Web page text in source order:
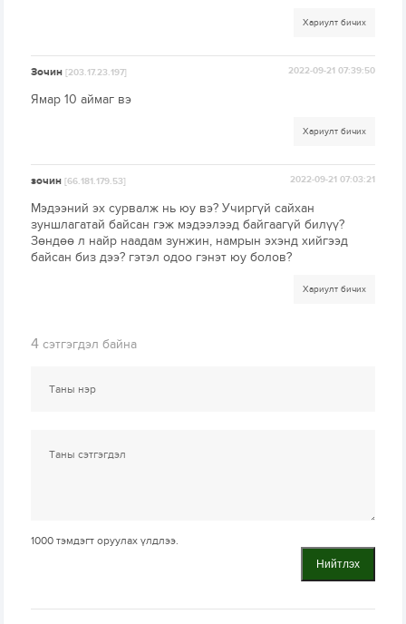
Хариулт бичих
Зочин[203.17.23.197] 2022-09-21 07:39:50
Ямар 10 аймаг вэ
Хариулт бичих
зочин[66.181.179.53] 2022-09-21 07:03:21
Мэдээний эх сурвалж нь юу вэ? Учиргүй сайхан
зуншлагатай байсан гэж мэдээлээд байгаагүй билүү?
Зөндөө л найр наадам зунжин, намрын эхэнд хийгээд
байсан биз дээ? гэтэл одоо гэнэт юу болов?
Хариулт бичих
4 сэтгэгдэл байна
1000 тэмдэгт оруулах үлдлээ.
Нийтлэх